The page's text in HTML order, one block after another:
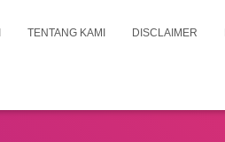
TENTANG KAMI DISCLAIMER